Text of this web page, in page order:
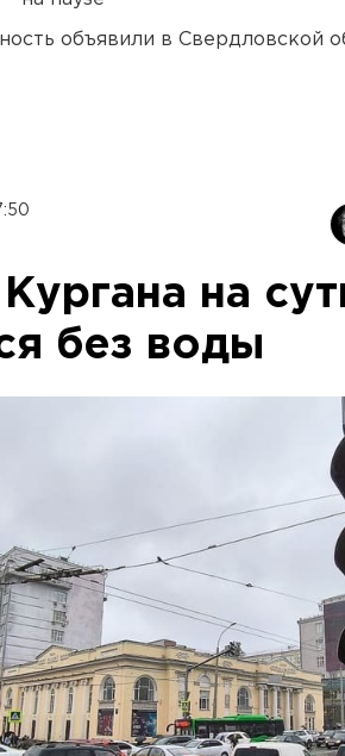
объявили в Свердловской
на
без воды